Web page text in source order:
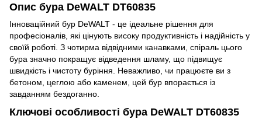
Опис бура DeWALT DT60835
Інноваційний бур DeWALT - це ідеальне рішення для
професіоналів, які цінують високу продуктивність і надійність у
своїй роботі. З чотирма відвідними канавками, спіраль цього
бура значно покращує відведення шламу, що підвищує
швидкість і чистоту буріння. Неважливо, чи працюєте ви з
бетоном, цеглою або каменем, цей бур впорається із
завданням бездоганно.
Ключові особливості бура DeWALT DT60835